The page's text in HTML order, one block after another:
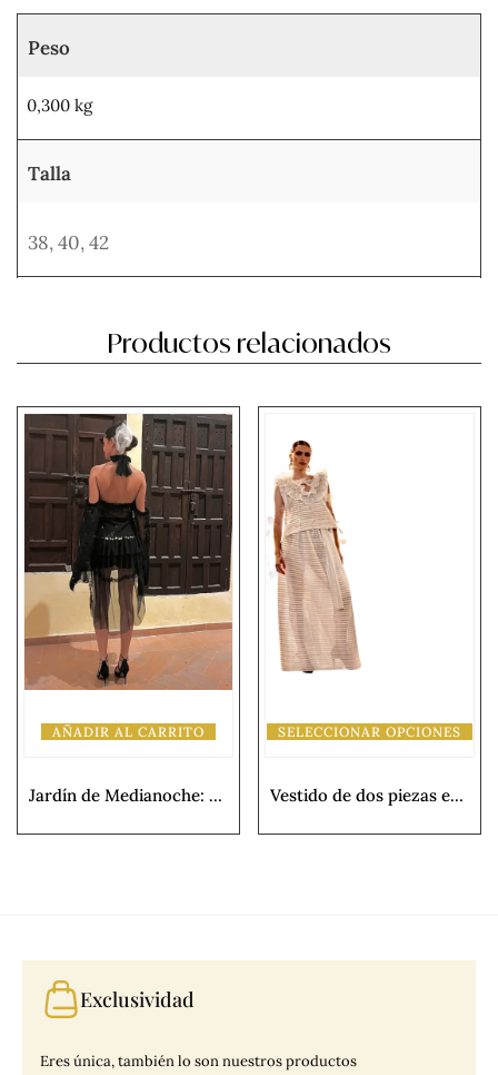
Peso
0,300 kg
Talla
38,40,42
Productos relacionados
AÑADIR AL CARRITO
Jardín de Medianoche: Conjunto de Blusa y Short de Alta Costura
SELECCIONAR OPCIONES
Vestido de dos piezas en blanco roto “Brisa de Líneas”
Exclusividad
Eres única, también lo son nuestros productos